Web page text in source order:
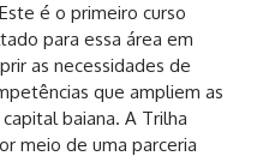
é o primeiro curso
para essa área em
as necessidades de
que ampliem as
baiana. A Trilha
meio de uma parceria